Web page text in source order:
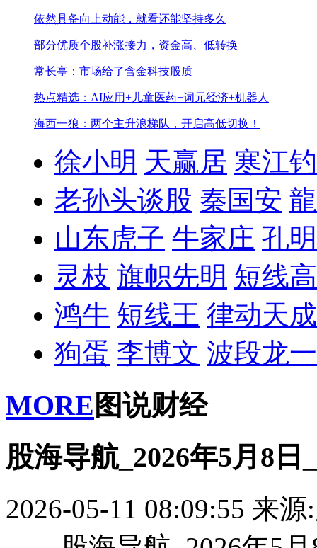
依然具备向上动能，就看还能坚持多久
部分优质个股补涨接力，资金高、低转换
常长亭：市场给了含金科技股质
热点精选：AI应用+儿童医药+词元经济+机器人
海西一狼：两个主升浪梯队，开启高低切换！
徐小明 天赢居 寒江
老孙头谈股 秦国安
山东虎子 牛家庄 孔
灵枝 旗帜先明 短线
鸿牛 短线王 律动天成
狗蛋 李博文 波段龙一
MORE 图说财经
股海导航_2026年5月8
2026-05-11 08:09:55 来源